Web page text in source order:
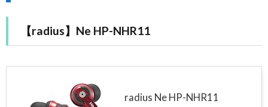
【radius】Ne HP-NHR11
radius Ne HP-NHR11